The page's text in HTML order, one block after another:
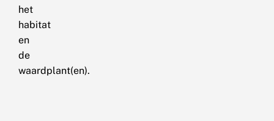
het
habitat
en
de
waardplant(en).